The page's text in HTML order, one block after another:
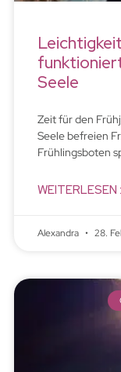
Seele
Zeit für den
Seele befreien
Frühlingsboten
WEITERLESEN
Alexandra 28.